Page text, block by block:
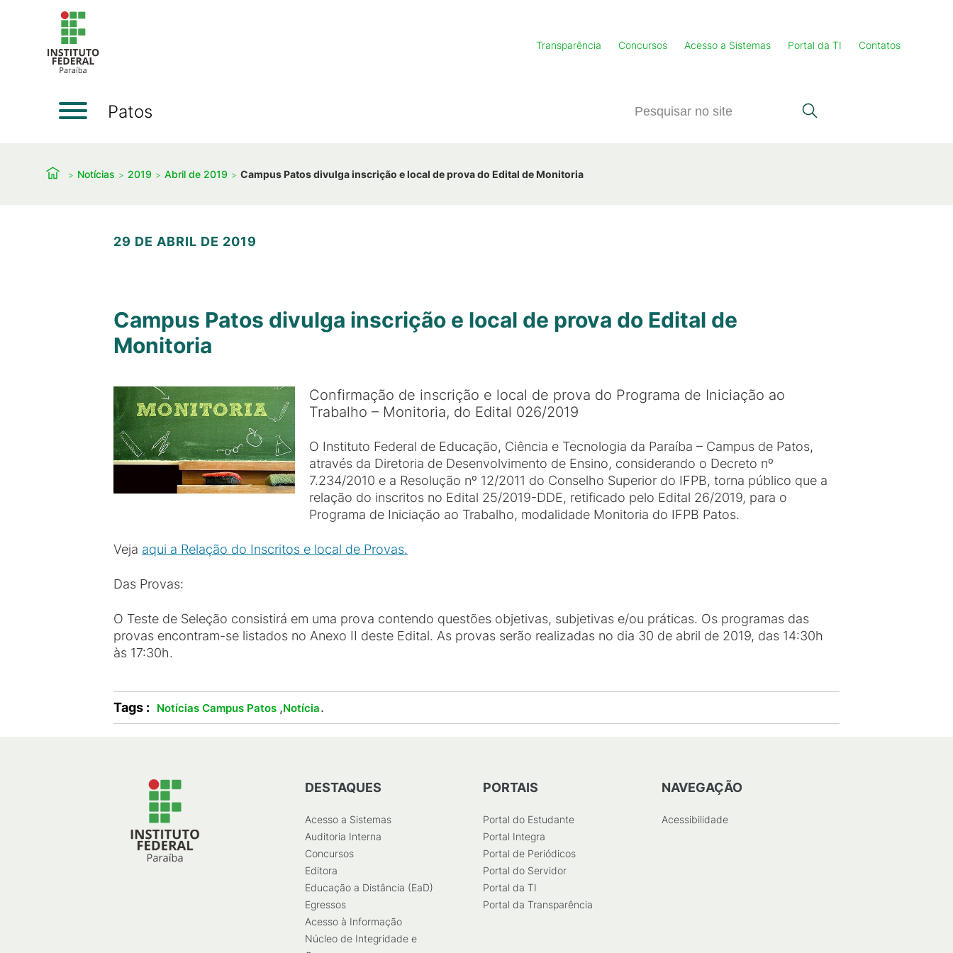
Transparência Concursos Acesso a Sistemas Portal da TI Contatos
Patos
Notícias 2019 Abril de 2019 Campus Patos divulga inscrição e local de prova do Edital de Monitoria
29 DE ABRIL DE 2019
Campus Patos divulga inscrição e local de prova do Edital de
Monitoria
Confirmação de inscrição e local de prova do Programa de Iniciação ao
Trabalho – Monitoria, do Edital 026/2019
O Instituto Federal de Educação, Ciência e Tecnologia da Paraíba – Campus de Patos,
através da Diretoria de Desenvolvimento de Ensino, considerando o Decreto nº
7.234/2010 e a Resolução nº 12/2011 do Conselho Superior do IFPB, torna público que a
relação do inscritos no Edital 25/2019-DDE, retificado pelo Edital 26/2019, para o
Programa de Iniciação ao Trabalho, modalidade Monitoria do IFPB Patos.
Veja aqui a Relação do Inscritos e local de Provas.
Das Provas:
O Teste de Seleção consistirá em uma prova contendo questões objetivas, subjetivas e/ou práticas. Os programas das
provas encontram-se listados no Anexo II deste Edital. As provas serão realizadas no dia 30 de abril de 2019, das 14:30h
às 17:30h.
Tags : Notícias Campus Patos ,Notícia.
DESTAQUES
Acesso a Sistemas
Auditoria Interna
Concursos
Editora
Educação a Distância (EaD)
Egressos
Acesso à Informação
Núcleo de Integridade e
PORTAIS
Portal do Estudante
Portal Integra
Portal de Periódicos
Portal do Servidor
Portal da TI
Portal da Transparência
NAVEGAÇÃO
Acessibilidade